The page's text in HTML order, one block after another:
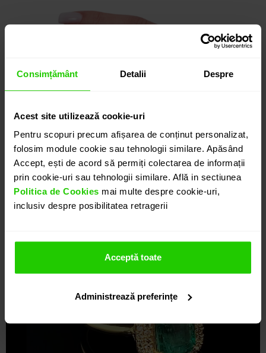
Consimțământ Detalii Despre
Acest site utilizează cookie-uri
Pentru scopuri precum afișarea de conținut personalizat,
folosim module cookie sau tehnologii similare. Apăsând
Accept, ești de acord să permiți colectarea de informații
prin cookie-uri sau tehnologii similare. Află in sectiunea
Politica de Cookies mai multe despre cookie-uri,
inclusiv despre posibilitatea retragerii
Acceptă toate
Administrează preferințe